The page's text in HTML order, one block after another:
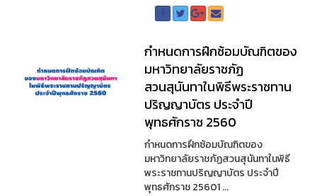
กำหนดการฝึกซ้อมบัณฑิตของ
มหาวิทยาลัยราชภัฏ
สวนสุนันทาในพิธีพระราชทาน
ปริญญาบัตร ประจำปี
พุทธศักราช 2560
กำหนดการฝึกซ้อมบัณฑิตของ
มหาวิทยาลัยราชภัฏสวนสุนันทาในพิธี
พระราชทานปริญญาบัตร ประจำปี
พุทธศักราช 25601 ...